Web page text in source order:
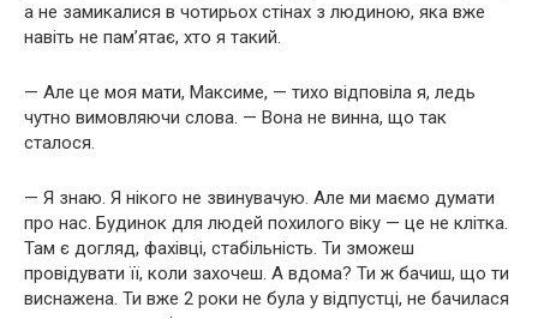
а не замикалися в чотирьох стінах з людиною, яка вже
навіть не пам’ятає, хто я такий.
— Але це моя мати, Максиме, — тихо відповіла я, ледь
чутно вимовляючи слова. — Вона не винна, що так
сталося.
— Я знаю. Я нікого не звинувачую. Але ми маємо думати
про нас. Будинок для людей похилого віку — це не клітка.
Там є догляд, фахівці, стабільність. Ти зможеш
провідувати її, коли захочеш. А вдома? Ти ж бачиш, що ти
виснажена. Ти вже 2 роки не була у відпустці, не бачилася